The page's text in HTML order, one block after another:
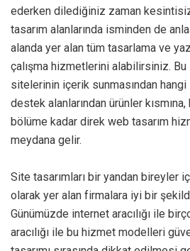
ederken dilediğiniz zaman
tasarım alanlarında isminden de
alanda yer alan tüm tasarlama ve
çalışma hizmetlerini alabilirsiniz.
sitelerinin içerik sunmasından
destek alanlarından ürünler
bölüme kadar direk web tasarım
meydana gelir.
Site tasarımları bir yandan bireyler
olarak yer alan firmalara iyi bir
Günümüzde internet aracılığı ile
aracılığı ile bu hizmet modelleri